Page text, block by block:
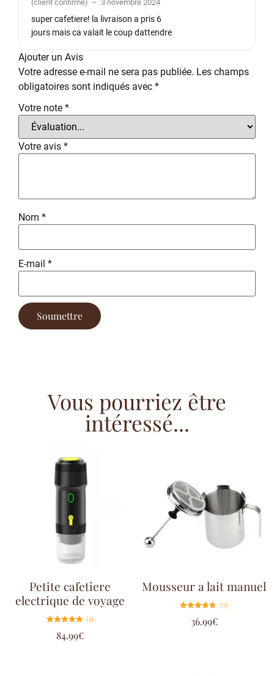
(client confirmé) – 3 novembre 2024
super cafetiere! la livraison a pris 6
jours mais ca valait le coup dattendre
Ajouter un Avis
Votre adresse e-mail ne sera pas publiée. Les champs
obligatoires sont indiqués avec *
Votre note *
Votre avis *
Nom *
E-mail *
Vous pourriez être
intéressé...
Petite cafetiere
electrique de voyage
5.00
sur 5
(1)
84.99€
Mousseur a lait manuel
4.71
sur 5
(7)
36.99€